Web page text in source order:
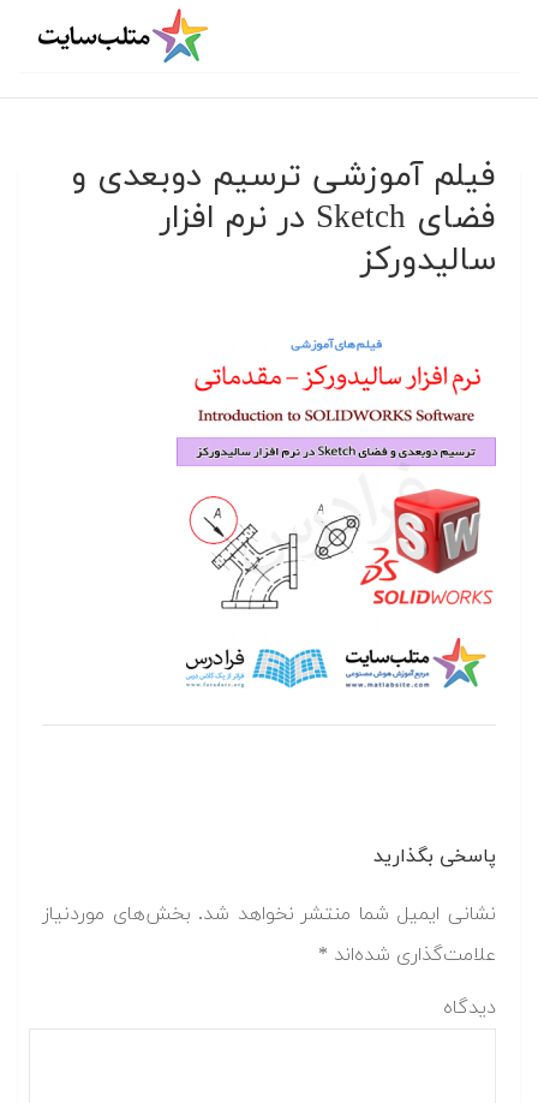
فیلم آموزشی ترسیم دوبعدی و
فضای Sketch در نرم افزار
سالیدورکز
پاسخی بگذارید
نشانی ایمیل شما منتشر نخواهد شد. بخش‌های موردنیاز
علامت‌گذاری شده‌اند *
دیدگاه